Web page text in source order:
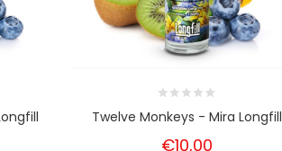
Twelve Monkeys - Mira Longfill
€10,00